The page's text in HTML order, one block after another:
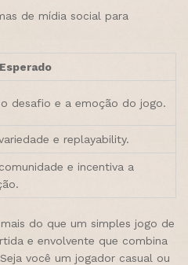
de mídia social para
desafio e a emoção do jogo.
e replayability.
e incentiva a
do que um simples jogo de
e envolvente que combina
você um jogador casual ou